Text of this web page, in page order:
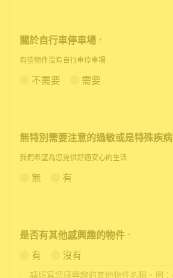
關於自行車停車場 *
有些物件沒有自行車停車場
不需要 需要
無特別需要注意的過敏或是特殊疾病
我們希望為您提供舒適安心的生活
無 有
是否有其他感興趣的物件 *
有 沒有